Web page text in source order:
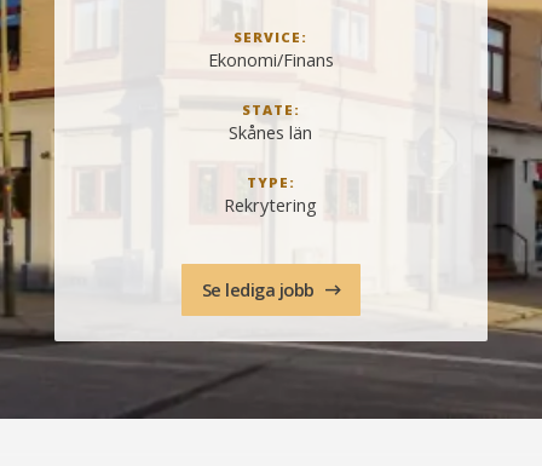
SERVICE:
Ekonomi/Finans
STATE:
Skånes län
TYPE:
Rekrytering
Se lediga jobb